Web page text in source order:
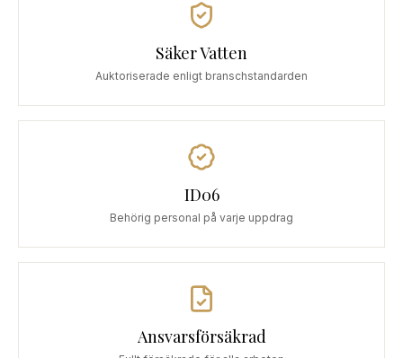
Säker Vatten
Auktoriserade enligt branschstandarden
ID06
Behörig personal på varje uppdrag
Ansvarsförsäkrad